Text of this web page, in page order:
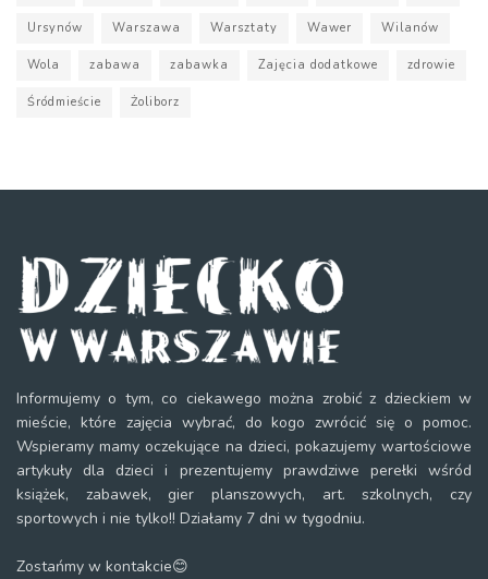
Ursynów Warszawa Warsztaty Wawer Wilanów
Wola zabawa zabawka Zajęcia dodatkowe zdrowie
Śródmieście Żoliborz
Informujemy o tym, co ciekawego można zrobić z dzieckiem w
mieście, które zajęcia wybrać, do kogo zwrócić się o pomoc.
Wspieramy mamy oczekujące na dzieci, pokazujemy wartościowe
artykuły dla dzieci i prezentujemy prawdziwe perełki wśród
książek, zabawek, gier planszowych, art. szkolnych, czy
sportowych i nie tylko!! Działamy 7 dni w tygodniu.
Zostańmy w kontakcie😊